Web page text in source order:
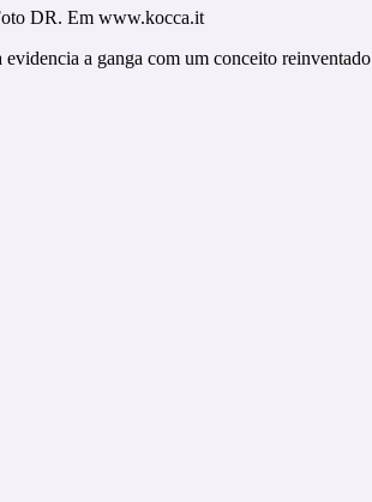
DR. Em www.kocca.it
a ganga com um conceito